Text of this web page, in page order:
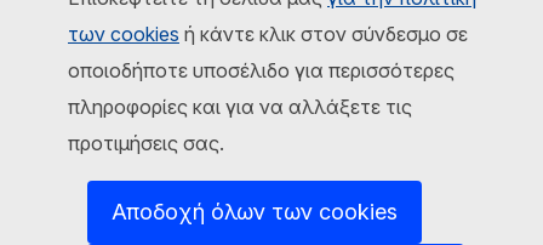
των cookies ή κάντε κλικ στον σύνδεσμο σε
οποιοδήποτε υποσέλιδο για περισσότερες
πληροφορίες και για να αλλάξετε τις
προτιμήσεις σας.
Αποδοχή όλων των cookies